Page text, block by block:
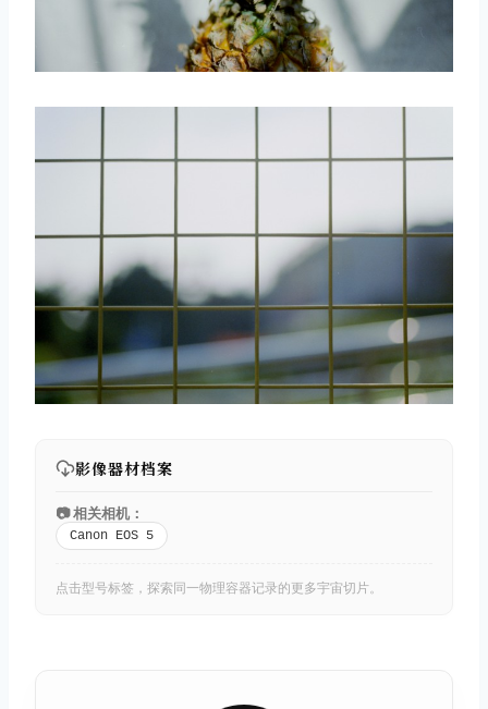
影像器材档案
📷 相关相机：
Canon EOS 5
点击型号标签，探索同一物理容器记录的更多宇宙切片。
取消 搜索